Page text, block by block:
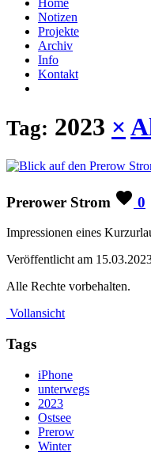
Home
Notizen
Projekte
Archiv
Info
Kontakt
Tag: 2023 ×
Prerower Strom 0
Impressionen eines
Veröffentlicht am
Alle Rechte vorbehalten.
Vollansicht
Tags
iPhone
unterwegs
2023
Ostsee
Prerow
Winter